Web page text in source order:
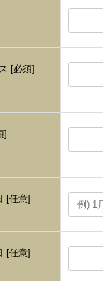
[必須]
]
[任意]
[任意]